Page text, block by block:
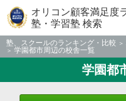
オリコン顧客満足度
塾・学習塾 検索
塾、スクールのランキング・比較
学園都市周辺の校舎一覧
学園都